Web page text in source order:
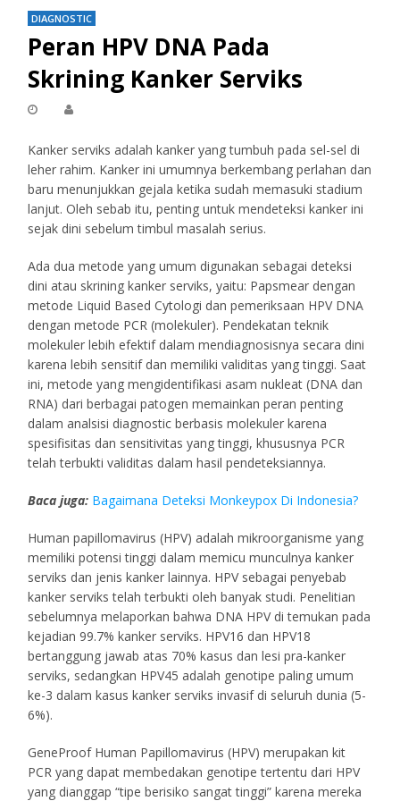
DIAGNOSTIC
Peran HPV DNA Pada
Skrining Kanker Serviks
Kanker serviks adalah kanker yang tumbuh pada sel-sel di
leher rahim. Kanker ini umumnya berkembang perlahan dan
baru menunjukkan gejala ketika sudah memasuki stadium
lanjut. Oleh sebab itu, penting untuk mendeteksi kanker ini
sejak dini sebelum timbul masalah serius.
Ada dua metode yang umum digunakan sebagai deteksi
dini atau skrining kanker serviks, yaitu: Papsmear dengan
metode Liquid Based Cytologi dan pemeriksaan HPV DNA
dengan metode PCR (molekuler). Pendekatan teknik
molekuler lebih efektif dalam mendiagnosisnya secara dini
karena lebih sensitif dan memiliki validitas yang tinggi. Saat
ini, metode yang mengidentifikasi asam nukleat (DNA dan
RNA) dari berbagai patogen memainkan peran penting
dalam analsisi diagnostic berbasis molekuler karena
spesifisitas dan sensitivitas yang tinggi, khususnya PCR
telah terbukti validitas dalam hasil pendeteksiannya.
Baca juga: Bagaimana Deteksi Monkeypox Di Indonesia?
Human papillomavirus (HPV) adalah mikroorganisme yang
memiliki potensi tinggi dalam memicu munculnya kanker
serviks dan jenis kanker lainnya. HPV sebagai penyebab
kanker serviks telah terbukti oleh banyak studi. Penelitian
sebelumnya melaporkan bahwa DNA HPV di temukan pada
kejadian 99.7% kanker serviks. HPV16 dan HPV18
bertanggung jawab atas 70% kasus dan lesi pra-kanker
serviks, sedangkan HPV45 adalah genotipe paling umum
ke-3 dalam kasus kanker serviks invasif di seluruh dunia (5-
6%).
GeneProof Human Papillomavirus (HPV) merupakan kit
PCR yang dapat membedakan genotipe tertentu dari HPV
yang dianggap “tipe berisiko sangat tinggi” karena mereka